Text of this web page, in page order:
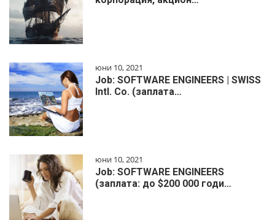
юни 10, 2021
Job: SOFTWARE ENGINEERS | SWISS
Intl. Co. (заплата…
юни 10, 2021
Job: SOFTWARE ENGINEERS
(заплата: до $200 000 годи…